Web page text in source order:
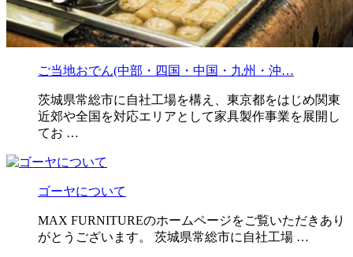
ご当地おでん(中部・四国・中国・九州・沖…
茨城県常総市に自社工場を構え、東京都をはじめ関東
近郊や全国を対応エリアとして家具製作事業を展開し
てお …
ゴーヤについて
MAX FURNITUREのホームページをご覧いただきあり
がとうございます。 茨城県常総市に自社工場 …